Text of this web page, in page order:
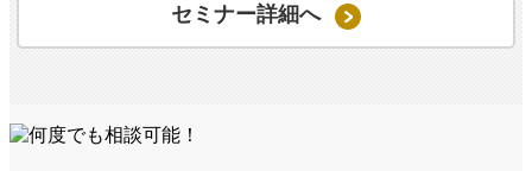
セミナー詳細へ